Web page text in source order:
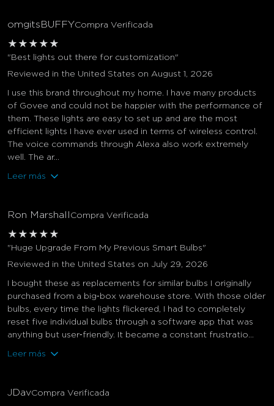
omgitsBUFFYCompra Verificada
★ ★ ★ ★ ★
"Best lights out there for customization"
Reviewed in the United States on August 1, 2026
I use this brand throughout my home. I have many products
of Govee and could not be happier with the performance of
them. These lights are easy to set up and are the most
efficient lights I have ever used in terms of wireless control.
The voice commands through Alexa also work extremely
well. The ar...
Leer más
Ron Marshall Compra Verificada
★ ★ ★ ★ ★
"Huge Upgrade From My Previous Smart Bulbs"
Reviewed in the United States on July 29, 2026
I bought these as replacements for similar bulbs I originally
purchased from a big‑box warehouse store. With those older
bulbs, every time the lights flickered, I had to completely
reset five individual bulbs through a software app that was
anything but user‑friendly. It became a constant frustratio...
Leer más
JDavCompra Verificada